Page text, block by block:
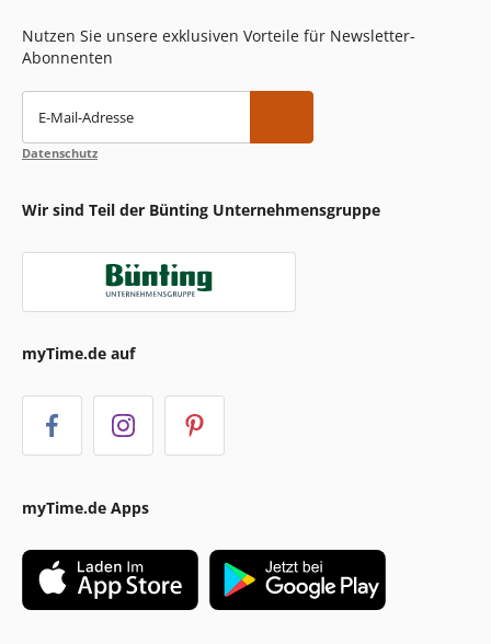
Nutzen Sie unsere exklusiven Vorteile für Newsletter-
Abonnenten
E-Mail-Adresse
Datenschutz
Wir sind Teil der Bünting Unternehmensgruppe
myTime.de auf
myTime.de Apps